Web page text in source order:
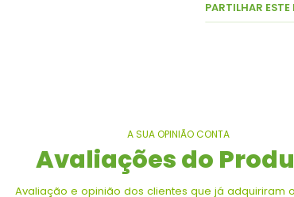
PARTILHAR
A SUA OPINIÃO CONTA
Avaliações do
Avaliação e opinião dos clientes que já adquiriram